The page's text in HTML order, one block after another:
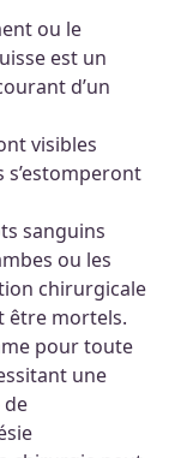
ou le
est un
d’un
visibles
s’estomperont
sanguins
ou les
chirurgicale
être mortels.
pour toute
une
de